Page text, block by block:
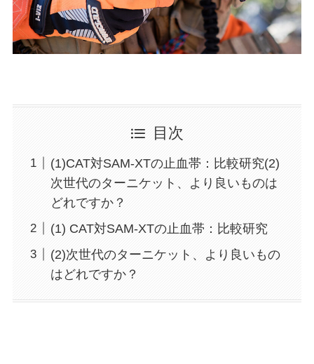
目次
(1)CAT対SAM-XTの止血帯：比較研究(2)
次世代のターニケット、より良いものは
どれですか？
(1) CAT対SAM-XTの止血帯：比較研究
(2)次世代のターニケット、より良いもの
はどれですか？